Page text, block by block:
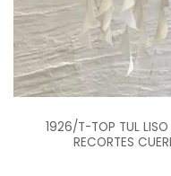
1926/T-TOP TUL LISO
RECORTES